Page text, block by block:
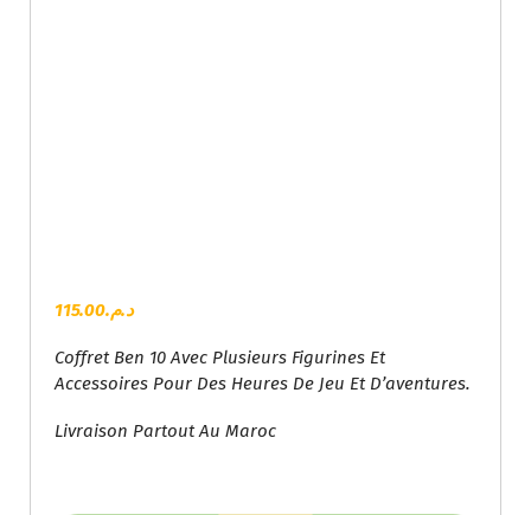
د.م.115.00
Coffret Ben 10 Avec Plusieurs Figurines Et
Accessoires Pour Des Heures De Jeu Et D’aventures.
Livraison Partout Au Maroc